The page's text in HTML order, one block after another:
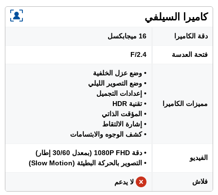
كاميرا السيلفي
دقة الكاميرا 16 ميجابكسل
فتحة العدسة F/2.4
مميزات الكاميرا
• وضع عزل الخلفية
• وضع التصوير الليلي
• إعدادات التجميل
• تقنية HDR
• المؤقت الذاتي
• إشارة الالتقاط
• كشف الوجوه والابتسامات
الفيديو
• دقة 1080P FHD (بمعدل 30/60 إطار)
• التصوير بالحركة البطيئة (Slow Motion)
فلاش لا يدعم